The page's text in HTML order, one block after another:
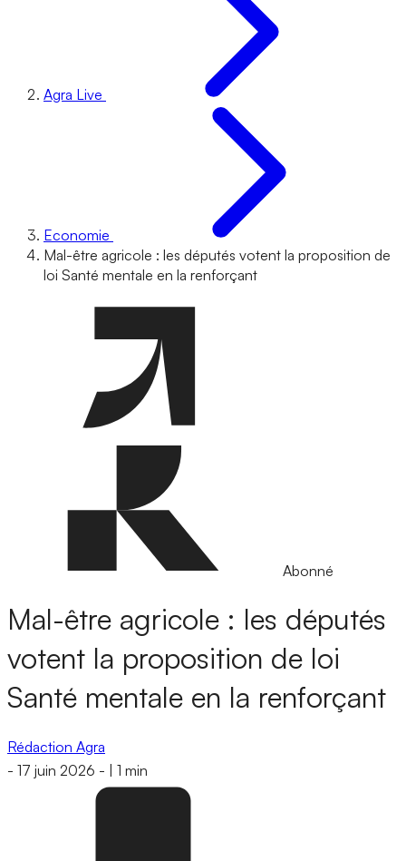
Agra Live
Economie
Mal-être agricole : les députés votent la proposition de
loi Santé mentale en la renforçant
Abonné
Mal-être agricole : les députés
votent la proposition de loi
Santé mentale en la renforçant
Rédaction Agra
- 17 juin 2026 - 1 min